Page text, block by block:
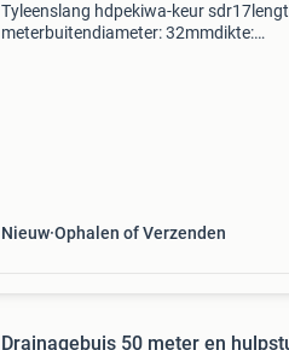
Tyleenslang hdpekiwa-keur
meterbuitendiameter: 32mmdikte:
Nieuw Ophalen of Verzenden
Drainagebuis 50 meter en